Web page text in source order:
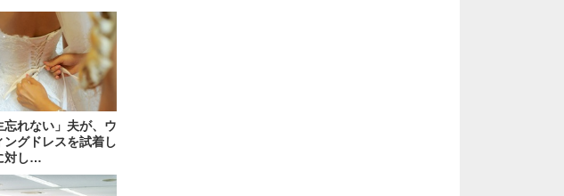
忘れない」夫が、ウ
ングドレスを試着し
対し…